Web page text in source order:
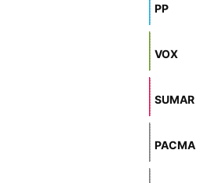
PP
VOX
SUMAR
PACMA